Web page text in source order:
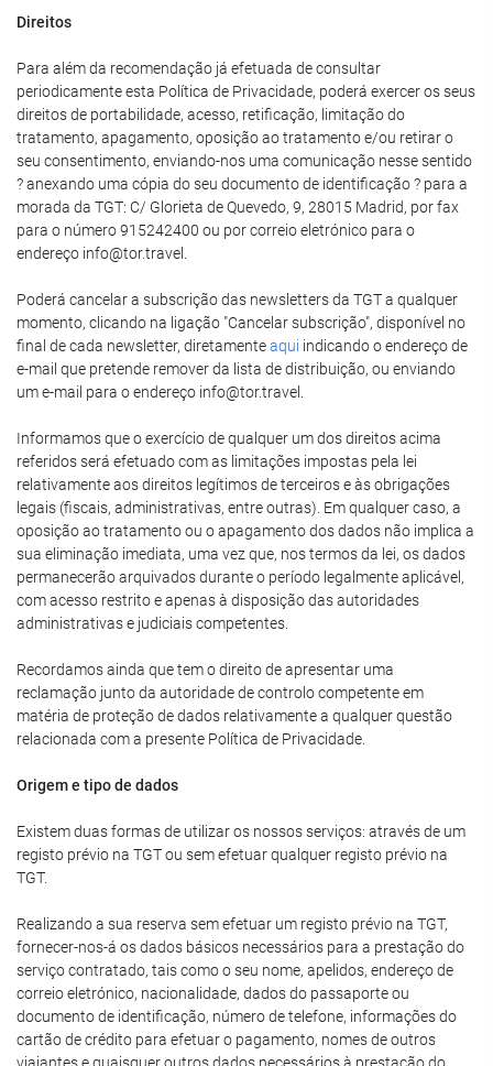
Direitos
Para além da recomendação já efetuada de consultar
periodicamente esta Política de Privacidade, poderá exercer os seus
direitos de portabilidade, acesso, retificação, limitação do
tratamento, apagamento, oposição ao tratamento e/ou retirar o
seu consentimento, enviando-nos uma comunicação nesse sentido
? anexando uma cópia do seu documento de identificação ? para a
morada da TGT: C/ Glorieta de Quevedo, 9, 28015 Madrid, por fax
para o número 915242400 ou por correio eletrónico para o
endereço info@tor.travel.
Poderá cancelar a subscrição das newsletters da TGT a qualquer
momento, clicando na ligação "Cancelar subscrição", disponível no
final de cada newsletter, diretamenteaqui indicando o endereço de
e-mail que pretende remover da lista de distribuição, ou enviando
um e-mail para o endereço info@tor.travel.
Informamos que o exercício de qualquer um dos direitos acima
referidos será efetuado com as limitações impostas pela lei
relativamente aos direitos legítimos de terceiros e às obrigações
legais (fiscais, administrativas, entre outras). Em qualquer caso, a
oposição ao tratamento ou o apagamento dos dados não implica a
sua eliminação imediata, uma vez que, nos termos da lei, os dados
permanecerão arquivados durante o período legalmente aplicável,
com acesso restrito e apenas à disposição das autoridades
administrativas e judiciais competentes.
Recordamos ainda que tem o direito de apresentar uma
reclamação junto da autoridade de controlo competente em
matéria de proteção de dados relativamente a qualquer questão
relacionada com a presente Política de Privacidade.
Origem e tipo de dados
Existem duas formas de utilizar os nossos serviços: através de um
registo prévio na TGT ou sem efetuar qualquer registo prévio na
TGT.
Realizando a sua reserva sem efetuar um registo prévio na TGT,
fornecer-nos-á os dados básicos necessários para a prestação do
serviço contratado, tais como o seu nome, apelidos, endereço de
correio eletrónico, nacionalidade, dados do passaporte ou
documento de identificação, número de telefone, informações do
cartão de crédito para efetuar o pagamento, nomes de outros